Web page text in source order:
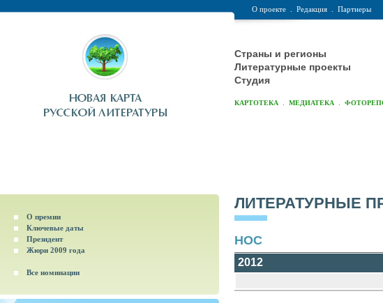
О проекте Редакция Партнеры
Страны и регионы
Литературные проекты
Студия
КАРТОТЕКА МЕДИАТЕКА
О премии
Ключевые даты
Президент
Жюри 2009 года
Все номинации
ЛИТЕРАТУРНЫЕ
НОС
2012